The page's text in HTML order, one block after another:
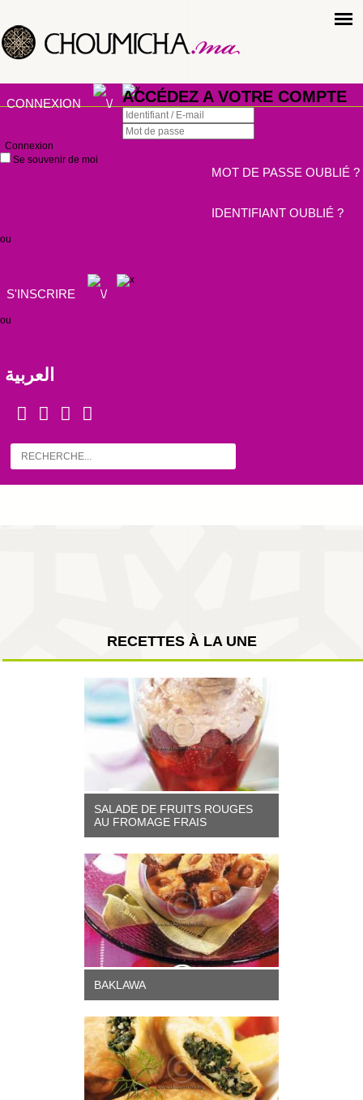
CONNEXION ACCÉDEZ A VOTRE COMPTE
Connexion
Se souvenir de moi
MOT DE PASSE OUBLIÉ ?
IDENTIFIANT OUBLIÉ ?
ou
S'INSCRIRE
ou
العربية
RECETTES À LA UNE
SALADE DE FRUITS ROUGES
AU FROMAGE FRAIS
BAKLAWA